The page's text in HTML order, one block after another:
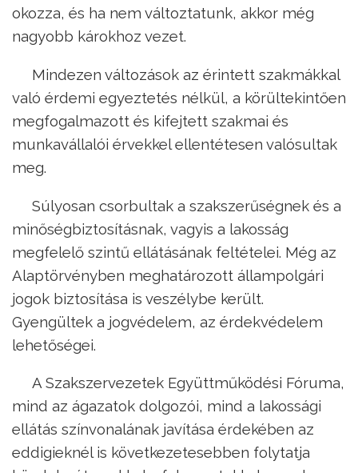
okozza, és ha nem változtatunk, akkor még
nagyobb károkhoz vezet.
Mindezen változások az érintett szakmákkal
való érdemi egyeztetés nélkül, a körültekintően
megfogalmazott és kifejtett szakmai és
munkavállalói érvekkel ellentétesen valósultak
meg.
Súlyosan csorbultak a szakszerűségnek és a
minőségbiztosításnak, vagyis a lakosság
megfelelő szintű ellátásának feltételei. Még az
Alaptörvényben meghatározott állampolgári
jogok biztosítása is veszélybe került.
Gyengültek a jogvédelem, az érdekvédelem
lehetőségei.
A Szakszervezetek Együttműködési Fóruma,
mind az ágazatok dolgozói, mind a lakossági
ellátás színvonalának javítása érdekében az
eddigieknél is következetesebben folytatja